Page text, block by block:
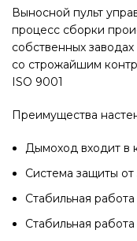
Выносной пульт
процесс сборки
собственных
со строжайшим
ISO 9001
Преимущества
Дымоход входит в
Система защиты от
Стабильная
Стабильная